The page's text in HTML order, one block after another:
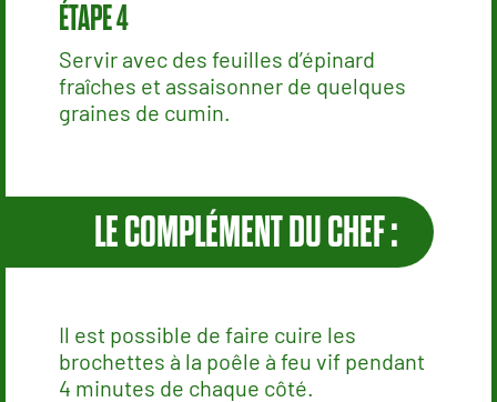
Servir avec des feuilles d’épinard
fraîches et assaisonner de quelques
graines de cumin.
LE COMPLÉMENT DU CHEF :
Il est possible de faire cuire les
brochettes à la poêle à feu vif pendant
4 minutes de chaque côté.